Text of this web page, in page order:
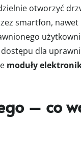
otworzyć
smartfon,
dostępu dla
moduły
– co